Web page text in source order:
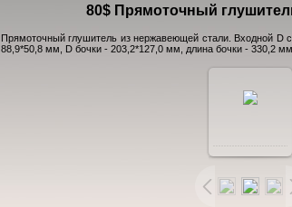
80$ Прямоточный
Прямоточный глушитель из нержавеющей стали. Входной D
88,9*50,8 мм, D бочки - 203,2*127,0 мм, длина бочки - 330,2